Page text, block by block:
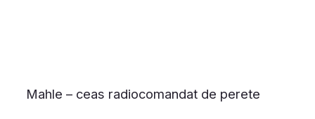
Mahle – ceas radiocomandat de perete